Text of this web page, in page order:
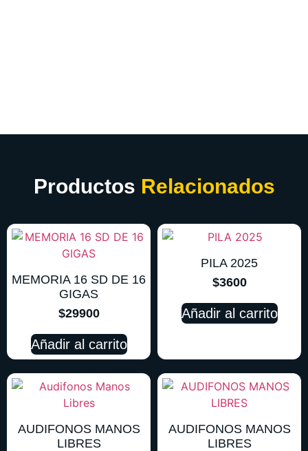
Productos Relacionados
MEMORIA 16 SD DE 16
GIGAS
$29900
Añadir al carrito
PILA 2025
$3600
Añadir al carrito
AUDIFONOS MANOS
LIBRES
AUDIFONOS MANOS
LIBRES